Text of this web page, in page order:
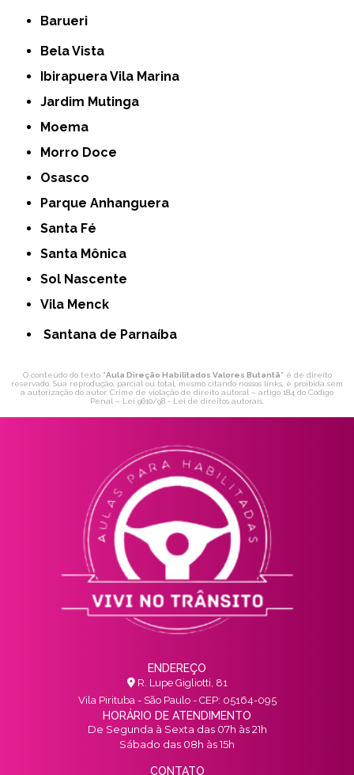
Barueri
Bela Vista
Ibirapuera Vila Marina
Jardim Mutinga
Moema
Morro Doce
Osasco
Parque Anhanguera
Santa Fé
Santa Mônica
Sol Nascente
Vila Menck
Santana de Parnaíba
O conteúdo do texto "Aula Direção Habilitados Valores Butantã" é de direito
reservado. Sua reprodução, parcial ou total, mesmo citando nossos links, é proibida sem
a autorização do autor. Crime de violação de direito autoral – artigo 184 do Código
Penal – Lei 9610/98 - Lei de direitos autorais.
ENDEREÇO
R. Lupe Gigliotti, 81
Vila Pirituba - São Paulo - CEP: 05164-095
HORÁRIO DE ATENDIMENTO
De Segunda à Sexta das 07h às 21h
Sábado das 08h às 15h
CONTATO